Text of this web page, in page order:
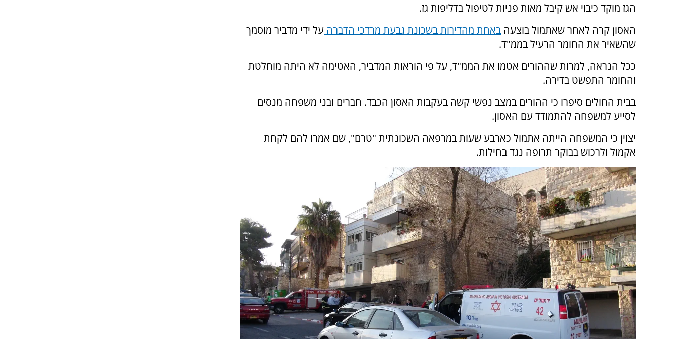
הגז מוקד כיבוי אש קיבל מאות פניות לטיפול בדליפות גז.
האסון קרה לאחר שאתמול בוצעה באחת מהדירות בשכונת גבעת מרדכי הדברה על ידי מדביר מוסמך
שהשאיר את החומר הרעיל בממ"ד.
ככל הנראה, למרות שההורים אטמו את הממ"ד, על פי הוראות המדביר, האטימה לא היתה מוחלטת
והחומר התפשט בדירה.
בבית החולים סיפרו כי ההורים במצב נפשי קשה בעקבות האסון הכבד. חברים ובני משפחה מנסים
לסייע למשפחה להתמודד עם האסון.
יצוין כי המשפחה הייתה אתמול כארבע שעות במרפאה השכונתית "טרם", שם אמרו להם לקחת
אקמול ולרכוש בבוקר תרופה נגד בחילות.